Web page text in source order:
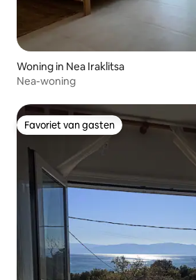
Woning in Nea Iraklitsa
Nea-woning
Favoriet van gasten
Favoriet van gasten